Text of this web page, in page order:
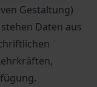
Gestaltung)
Daten aus